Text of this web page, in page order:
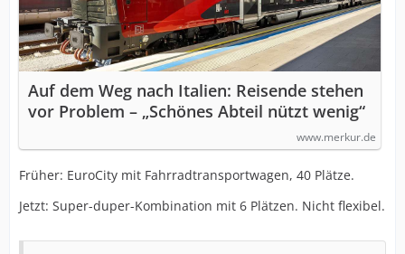
Auf dem Weg nach Italien: Reisende stehen
vor Problem – „Schönes Abteil nützt wenig“
www.merkur.de
Früher: EuroCity mit Fahrradtransportwagen, 40 Plätze.
Jetzt: Super-duper-Kombination mit 6 Plätzen. Nicht flexibel.